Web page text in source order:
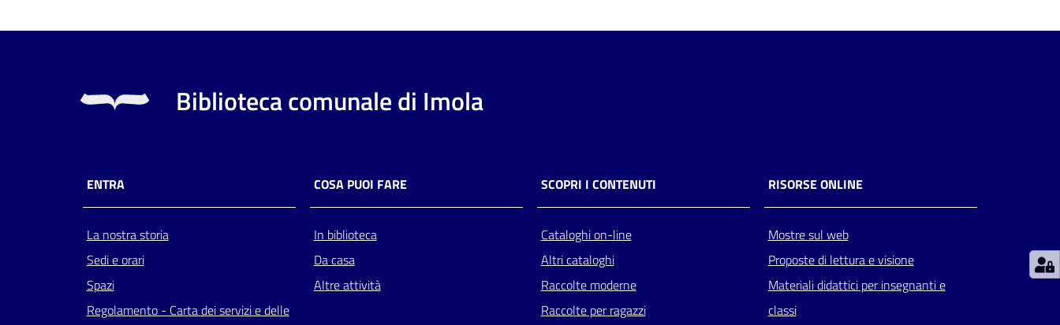
Biblioteca comunale di Imola
ENTRA
La nostra storia
Sedi e orari
Spazi
Regolamento - Carta dei servizi e delle
COSA PUOI FARE
In biblioteca
Da casa
Altre attività
SCOPRI I CONTENUTI
Cataloghi on-line
Altri cataloghi
Raccolte moderne
Raccolte per ragazzi
RISORSE ONLINE
Mostre sul web
Proposte di lettura e visione
Materiali didattici per insegnanti e
classi